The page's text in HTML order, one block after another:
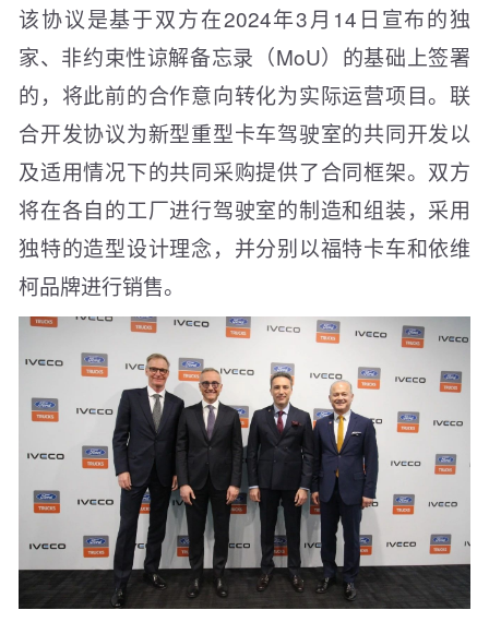
该协议是基于双方在2024年3月14日宣布的独
家、非约束性谅解备忘录（MoU）的基础上签署
的，将此前的合作意向转化为实际运营项目。联
合开发协议为新型重型卡车驾驶室的共同开发以
及适用情况下的共同采购提供了合同框架。双方
将在各自的工厂进行驾驶室的制造和组装，采用
独特的造型设计理念，并分别以福特卡车和依维
柯品牌进行销售。